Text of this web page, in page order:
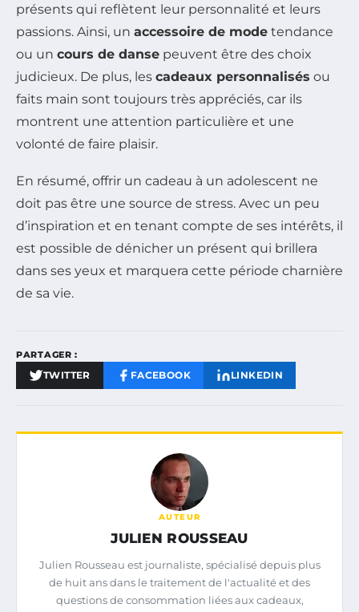
présents qui reflètent leur personnalité et leurs
passions. Ainsi, un accessoire de mode tendance
ou un cours de danse peuvent être des choix
judicieux. De plus, les cadeaux personnalisés ou
faits main sont toujours très appréciés, car ils
montrent une attention particulière et une
volonté de faire plaisir.
En résumé, offrir un cadeau à un adolescent ne
doit pas être une source de stress. Avec un peu
d’inspiration et en tenant compte de ses intérêts, il
est possible de dénicher un présent qui brillera
dans ses yeux et marquera cette période charnière
de sa vie.
PARTAGER :
TWITTER FACEBOOK LINKEDIN
AUTEUR
JULIEN ROUSSEAU
Julien Rousseau est journaliste, spécialisé depuis plus
de huit ans dans le traitement de l'actualité et des
questions de consommation liées aux cadeaux,